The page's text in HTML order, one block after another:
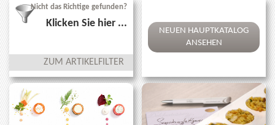
ZUM ARTIKELFILTER
Nicht das Richtige gefunden?
Klicken Sie hier ...
NEUEN HAUPTKATALOG
ANSEHEN